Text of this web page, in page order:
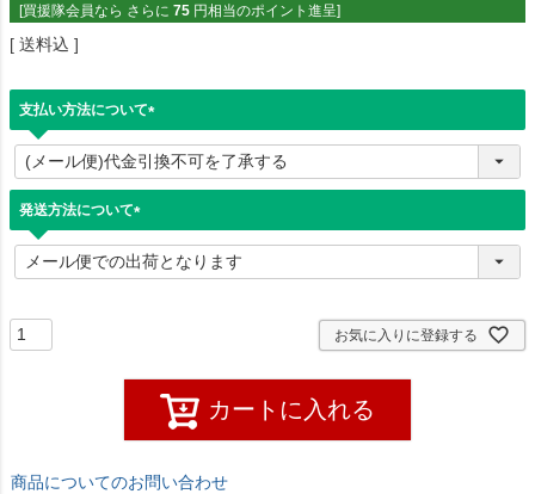
[買援隊会員なら さらに 75 円相当のポイント進呈]
送料込
支払い方法について
(
必
須
発送方法について
(
必
須
お気に入りに登録する
カートに入れる
商品についてのお問い合わせ